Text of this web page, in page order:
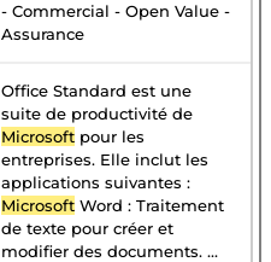
- Commercial - Open Value -
Assurance
Office Standard est une
suite de productivité de
Microsoft pour les
entreprises. Elle inclut les
applications suivantes :
Microsoft Word : Traitement
de texte pour créer et
modifier des documents. ...